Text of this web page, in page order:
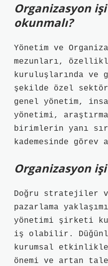
Organizasyon
okunmalı?
Yönetim ve
mezunları,
kuruluşlarında ve
şekilde özel
genel yönetim,
yönetimi,
birimlerin yanı
kademesinde
Organizasyon işi
Doğru stratejiler
pazarlama
yönetimi şirketi
iş olabilir.
kurumsal
önemi ve artan